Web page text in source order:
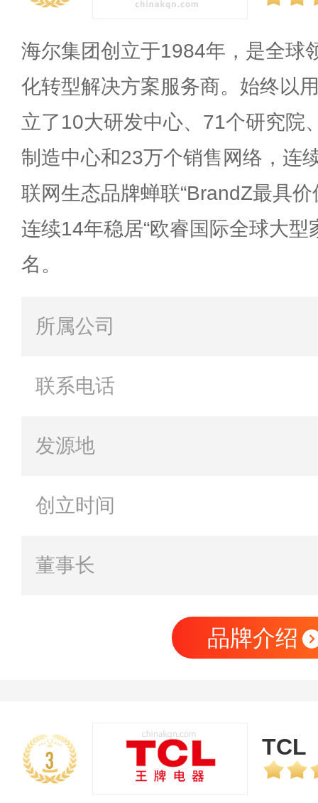
海尔集团创立于1984年，是全球
化转型解决方案服务商。始终以
立了10大研发中心、71个研究院
制造中心和23万个销售网络，连
联网生态品牌蝉联“BrandZ最具
连续14年稳居“欧睿国际全球大型
名。
所属公司
联系电话
发源地
创立时间
董事长
品牌介绍
3 TCL